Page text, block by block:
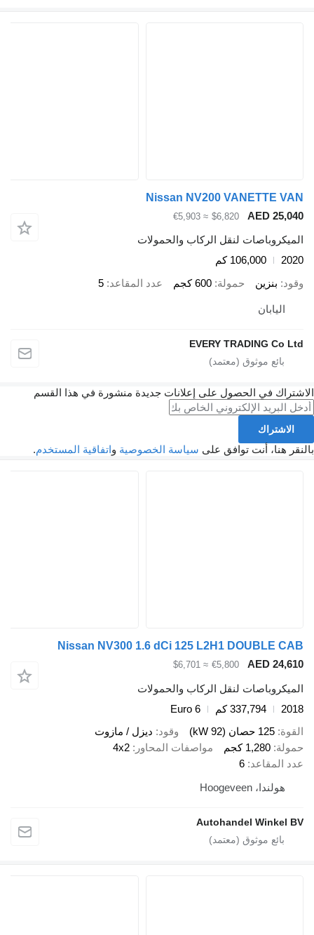
Nissan NV200 VANETTE VAN
AED 25,040
$6,820
≈ €5,903
الميكروباصات لنقل الركاب والحمولات
2020
106,000 كم
وقود بنزين حمولة 600 كجم عدد المقاعد 5
اليابان
EVERY TRADING Co Ltd
الاشتراك في الحصول على إعلانات جديدة منشورة في هذا القسم
الاشتراك
بالنقر هنا، أنت توافق على سياسة الخصوصية واتفاقية المستخدم.
Nissan NV300 1.6 dCi 125 L2H1 DOUBLE CAB
AED 24,610
€5,800
≈ $6,701
الميكروباصات لنقل الركاب والحمولات
2018
337,794 كم
Euro 6
القوة 125 حصان (92 kW) وقود ديزل / مازوت
حمولة 1,280 كجم مواصفات المحاور
4x2
عدد المقاعد 6
هولندا، Hoogeveen
Autohandel Winkel BV